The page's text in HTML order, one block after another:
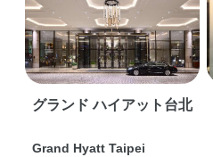
グランド ハイアット台北
Grand Hyatt Taipei